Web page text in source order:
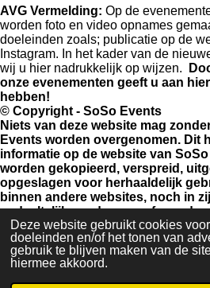
Deze website gebruikt cookies
doeleinden en/of het tonen van
gebruik te blijven maken van de
hiermee akkoord.
c
e
b
o
o
k
s
t
a
g
r
a
AVG Vermelding: Op de
worden foto en video opnames
doeleinden zoals; publicatie op de
Instagram. In het kader van de
wij u hier nadrukkelijk op wijzen.
onze evenementen geeft u aan
hebben!
© Copyright - SoSo Events
Niets van deze website mag
Events worden overgenomen. Dit
informatie op de website van
worden gekopieerd, verspreid,
opgeslagen voor herhaaldelijk
binnen andere websites, noch in
gedeeltelijk zonder voorafgaande,
toestemming van SoSo Events.
© 2024 - 2026 Soso Events